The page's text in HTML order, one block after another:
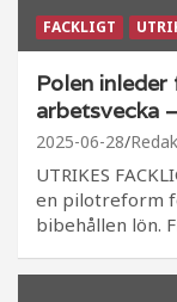
FACKLIGT
Polen
arbetsvecka
2025-06-28
UTRIKES
en pilotreform
bibehållen lön.